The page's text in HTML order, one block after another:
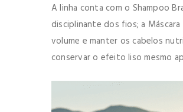
A linha conta com o Shampoo
disciplinante dos fios; a
volume e manter os cabelos
conservar o efeito liso mesmo